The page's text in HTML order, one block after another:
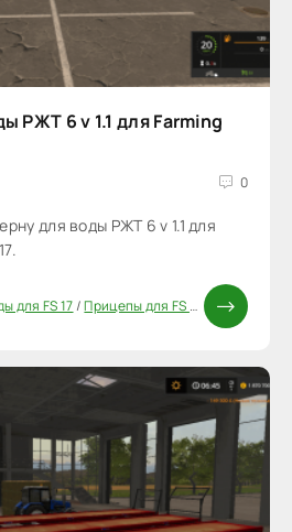
РЖТ 6 v 1.1 для Farming
0
для воды РЖТ 6 v 1.1 для
для FS 17/Прицепы для FS 17 / Моды ФС 17